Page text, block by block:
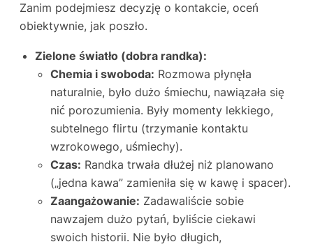
Zanim podejmiesz decyzję o kontakcie, oceń
obiektywnie, jak poszło.
Zielone światło (dobra randka):
Chemia i swoboda: Rozmowa płynęła
naturalnie, było dużo śmiechu, nawiązała się
nić porozumienia. Były momenty lekkiego,
subtelnego flirtu (trzymanie kontaktu
wzrokowego, uśmiechy).
Czas: Randka trwała dłużej niż planowano
(„jedna kawa” zamieniła się w kawę i spacer).
Zaangażowanie: Zadawaliście sobie
nawzajem dużo pytań, byliście ciekawi
swoich historii. Nie było długich,